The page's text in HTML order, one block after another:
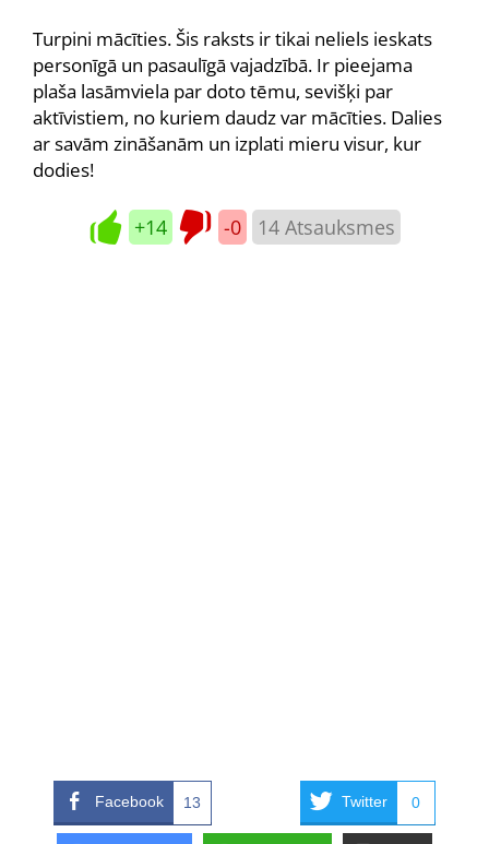
Turpini mācīties. Šis raksts ir tikai neliels ieskats
personīgā un pasaulīgā vajadzībā. Ir pieejama
plaša lasāmviela par doto tēmu, sevišķi par
aktīvistiem, no kuriem daudz var mācīties. Dalies
ar savām zināšanām un izplati mieru visur, kur
dodies!
+14 -0 14 Atsauksmes
Facebook 13 Twitter 0